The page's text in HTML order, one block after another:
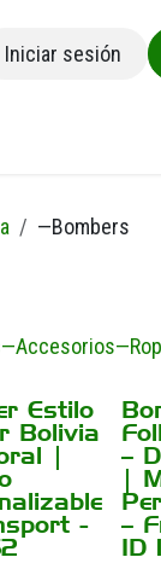
Iniciar sesión
—Bombers
—Accesorios
Estilo
Bolivia
|
-
–
|
–
ID